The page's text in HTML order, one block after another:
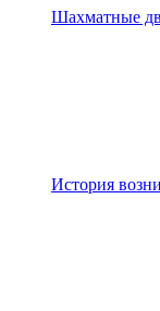
Шахматные
История